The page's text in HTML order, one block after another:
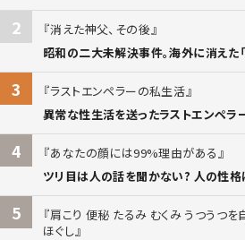
2
消えた神父、その後
昭和の二大未解決事件。海外に消えた
3
ラストエンペラーの私生活
異常な性生活を送ったラストエンペラ
4
あなたの顔には99%理由がある
ツリ目は人の話を聞かない? 人の性格
5
肩こり 便秘 たるみ むくみ うつうつを
ほぐし